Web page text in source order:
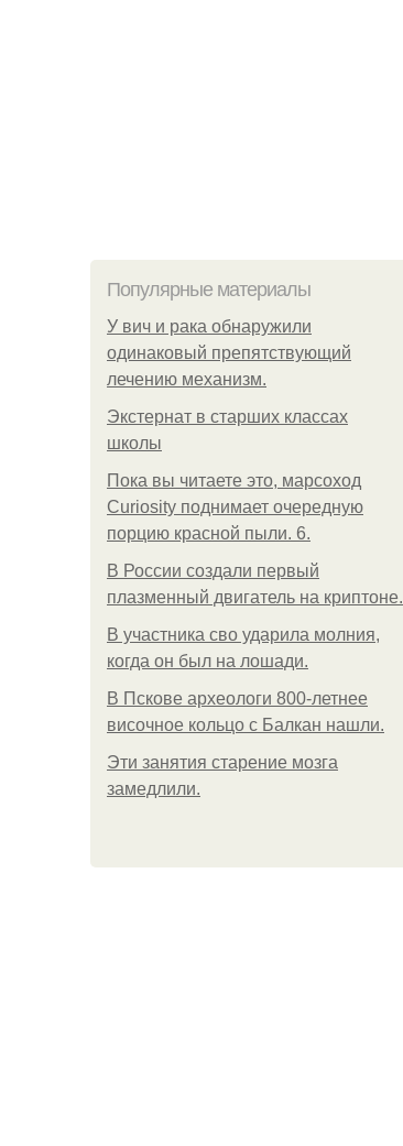
Популярные материалы
У вич и рака обнаружили
одинаковый препятствующий
лечению механизм.
Экстернат в старших классах
школы
Пока вы читаете это, марсоход
Curiosity поднимает очередную
порцию красной пыли. 6.
В России создали первый
плазменный двигатель на криптоне.
В участника сво ударила молния,
когда он был на лошади.
В Пскове археологи 800-летнее
височное кольцо с Балкан нашли.
Эти занятия старение мозга
замедлили.